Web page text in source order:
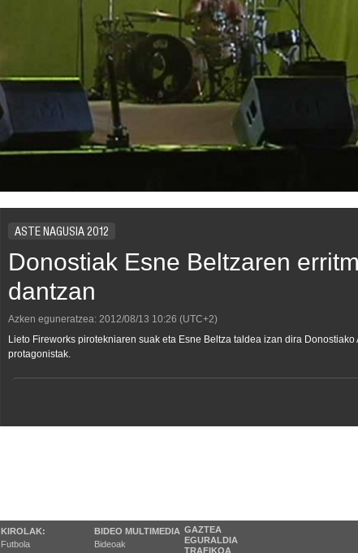
ASTE NAGUSIA 2012
Donostiak Esne Beltzaren
dantzan
Azken eguneratzea: 2012/08/13 10:26 (UTC+2)
Lieto Fireworks pirotekniaren suak eta Esne Beltza taldea izan dira
protagonistak.
KIROLAK:
Futbola
BIDEO MULTIMEDIA
Bideoak
GAZTEA
EGURALDIA
TRAFIKOA